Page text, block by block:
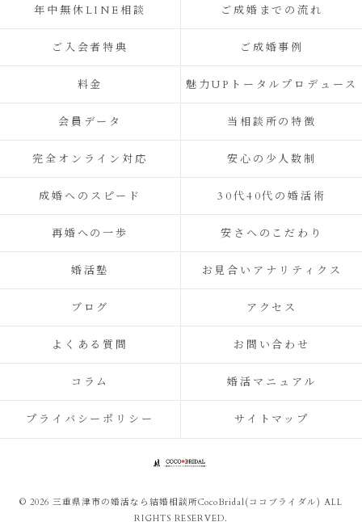
年中無休LINE相談 ご成婚までの流れ
ご入会者特典 ご成婚事例
料金 魅力UPトータルプロデュース
会員データ 当相談所の特徴
完全オンライン対応 安心の少人数制
成婚へのスピード 30代40代の婚活術
再婚への一歩 安さへのこだわり
婚活塾 お見合いアナリティクス
ブログ アクセス
よくある質問 お問い合わせ
コラム 婚活マニュアル
プライバシーポリシー サイトマップ
© 2026 三重県津市の婚活なら結婚相談所CocoBridal(ココブライダル) ALL
RIGHTS RESERVED.